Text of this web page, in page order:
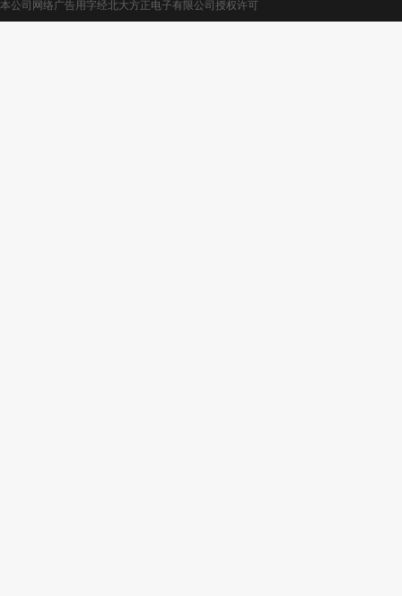
本公司网络广告用字经北大方正电子有限公司授权许可